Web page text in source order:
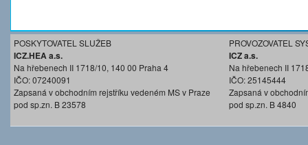
POSKYTOVATEL SLUŽEB
ICZ.HEA a.s.
Na hřebenech II 1718/10, 140 00 Praha 4
IČO: 07240091
Zapsaná v obchodním rejstříku vedeném MS v Praze
pod sp.zn. B 23578
PROVOZOVATEL
ICZ a.s.
Na hřebenech II
IČO: 25145444
Zapsaná v
pod sp.zn. B 4840